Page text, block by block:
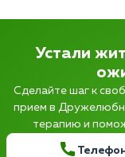
Устали
Сделайте шаг к
прием в
терапию и